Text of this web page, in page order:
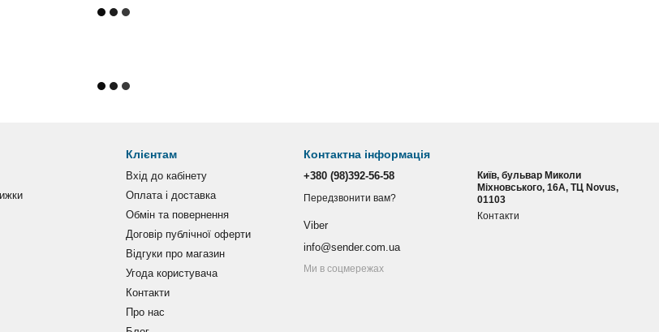
Клієнтам
Вхід до кабінету
Оплата і доставка
Обмін та повернення
Договір публічної оферти
Відгуки про магазин
Угода користувача
Контакти
Про нас
Контактна інформація
+380 (98)392-56-58
Передзвонити вам?
Viber
info@sender.com.ua
Київ, бульвар Миколи
Міхновського, 16А, ТЦ Novus,
01103
Контакти
Ми в соцмережах